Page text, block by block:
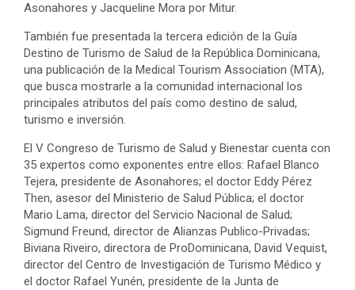
Asonahores y Jacqueline Mora por Mitur.
También fue presentada la tercera edición de la Guía
Destino de Turismo de Salud de la República Dominicana,
una publicación de la Medical Tourism Association (MTA),
que busca mostrarle a la comunidad internacional los
principales atributos del país como destino de salud,
turismo e inversión.
El V Congreso de Turismo de Salud y Bienestar cuenta con
35 expertos como exponentes entre ellos: Rafael Blanco
Tejera, presidente de Asonahores; el doctor Eddy Pérez
Then, asesor del Ministerio de Salud Pública; el doctor
Mario Lama, director del Servicio Nacional de Salud;
Sigmund Freund, director de Alianzas Publico-Privadas;
Biviana Riveiro, directora de ProDominicana, David Vequist,
director del Centro de Investigación de Turismo Médico y
el doctor Rafael Yunén, presidente de la Junta de